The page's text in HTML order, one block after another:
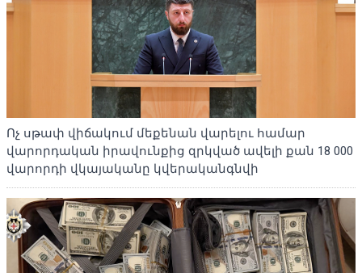
Ոչ սթափ վիճակում մեքենան վարելու համար
վարորդական իրավունքից զրկված ավելի քան 18 000
վարորդի վկայականը կվերականգնվի